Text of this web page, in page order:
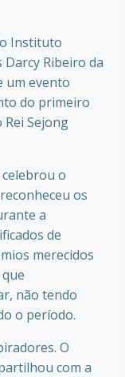
Instituto
Darcy Ribeiro da
um evento
do primeiro
Sejong
o
os
a
de
merecidos
não tendo
o período.
O
com a